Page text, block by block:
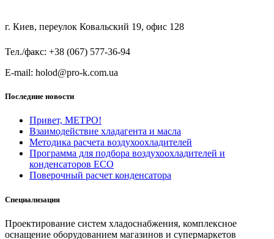
г. Киев, переулок Ковальский 19, офис 128
Тел./факс: +38 (067) 577-36-94
E-mail: holod@pro-k.com.ua
Последние новости
Привет, МЕТРО!
Взаимодействие хладагента и масла
Методика расчета воздухоохладителей
Программа для подбора воздухоохладителей и
конденсаторов ECO
Поверочный расчет конденсатора
Специализация
Проектирование систем хладоснабжения, комплексное
оснащение оборудованием магазинов и супермаркетов